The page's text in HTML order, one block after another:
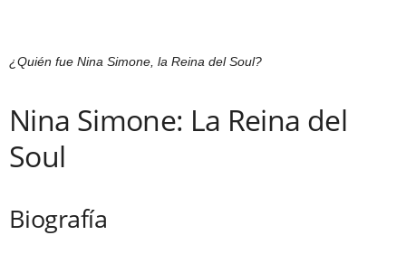
¿Quién fue Nina Simone, la Reina del Soul?
Nina Simone: La Reina del
Soul
Biografía